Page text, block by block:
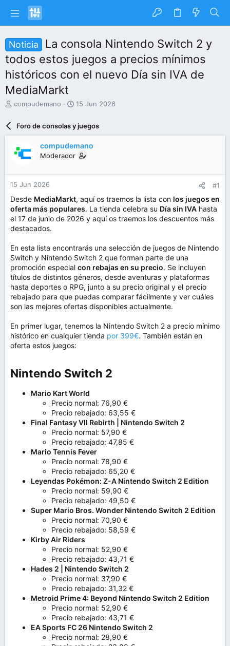
Noticia
La consola Nintendo Switch 2 y
todos estos juegos a precios mínimos
históricos con el nuevo Día sin IVA de
MediaMarkt
I
a
r
d
e
t
e
m
compudemano
F
c
h
d
e
n
i
o
15 Jun 2026
Foro de consolas y juegos
compudemano
Moderador
15 Jun 2026 #1
Desde MediaMarkt, aquí os traemos la lista con los juegos en
oferta más populares. La tienda celebra su Día sin IVA hasta
el 17 de junio de 2026 y aquí os traemos los descuentos más
destacados.
En esta lista encontrarás una selección de juegos de Nintendo
Switch y Nintendo Switch 2 que forman parte de una
promoción especial con rebajas en su precio. Se incluyen
títulos de distintos géneros, desde aventuras y plataformas
hasta deportes o RPG, junto a su precio original y el precio
rebajado para que puedas comparar fácilmente y ver cuáles
son las mejores ofertas disponibles actualmente.
En primer lugar, tenemos la Nintendo Switch 2 a precio mínimo
histórico en cualquier tienda por 399€. También están en
oferta estos juegos:
Nintendo Switch 2​
Mario Kart World
Precio normal: 76,90 €
Precio rebajado: 63,55 €
Final Fantasy VII Rebirth | Nintendo Switch 2
Precio normal: 57,90 €
Precio rebajado: 47,85 €
Mario Tennis Fever
Precio normal: 78,90 €
Precio rebajado: 65,20 €
Leyendas Pokémon: Z-A Nintendo Switch 2 Edition
Precio normal: 59,90 €
Precio rebajado: 49,50 €
Super Mario Bros. Wonder Nintendo Switch 2 Edition
Precio normal: 70,90 €
Precio rebajado: 58,59 €
Kirby Air Riders
Precio normal: 52,90 €
Precio rebajado: 43,71 €
Hades 2 | Nintendo Switch 2
Precio normal: 37,90 €
Precio rebajado: 31,32 €
Metroid Prime 4: Beyond Nintendo Switch 2 Edition
Precio normal: 52,90 €
Precio rebajado: 43,71 €
EA Sports FC 26 Nintendo Switch 2
Precio normal: 28,90 €